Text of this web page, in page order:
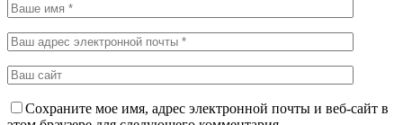
Сохраните мое имя, адрес электронной почты и веб-сайт в